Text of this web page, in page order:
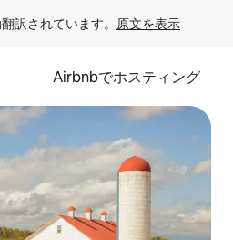
訳されています。 原文を表示
Airbnbでホスティング